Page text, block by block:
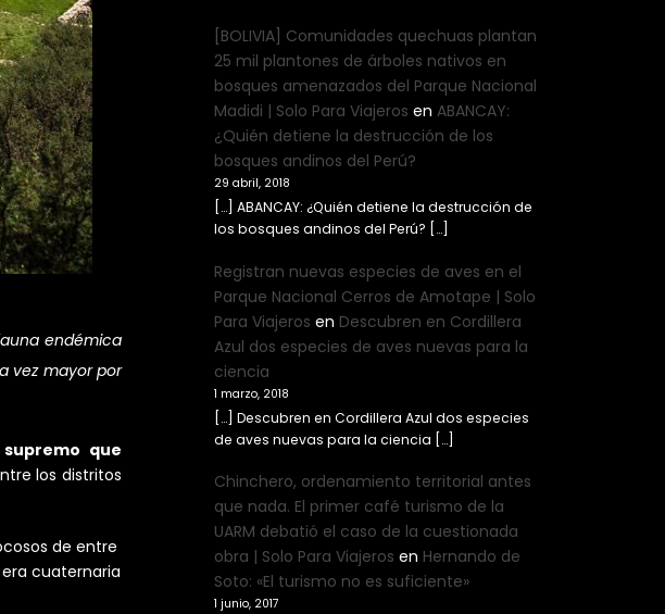
endémica
vez mayor por
que
los distritos
de entre
cuaternaria
[BOLIVIA] Comunidades quechuas plantan
25 mil plantones de árboles nativos en
bosques amenazados del Parque Nacional
Madidi | Solo Para Viajeros enABANCAY:
¿Quién detiene la destrucción de los
bosques andinos del Perú?
29 abril, 2018
[…] ABANCAY: ¿Quién detiene la destrucción de
los bosques andinos del Perú? […]
Registran nuevas especies de aves en el
Parque Nacional Cerros de Amotape | Solo
Para Viajeros en Descubren en Cordillera
Azul dos especies de aves nuevas para la
ciencia
1 marzo, 2018
[…] Descubren en Cordillera Azul dos especies
de aves nuevas para la ciencia […]
Chinchero, ordenamiento territorial antes
que nada. El primer café turismo de la
UARM debatió el caso de la cuestionada
obra | Solo Para Viajeros en Hernando de
Soto: «El turismo no es suficiente»
1 junio, 2017